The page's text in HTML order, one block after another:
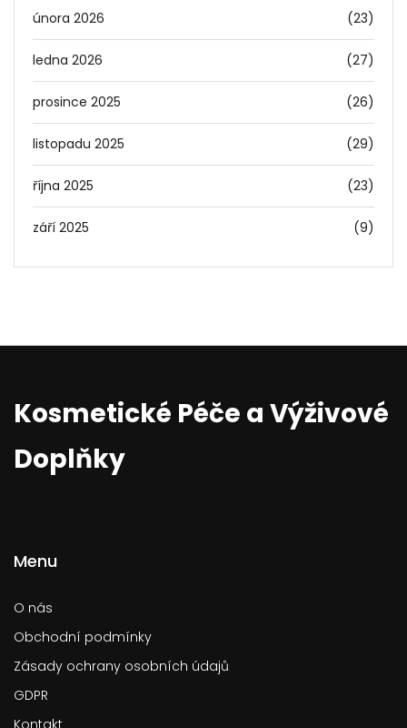
února 2026 (23)
ledna 2026 (27)
prosince 2025 (26)
listopadu 2025 (29)
října 2025 (23)
září 2025 (9)
Kosmetické Péče a Výživové
Doplňky
Menu
O nás
Obchodní podmínky
Zásady ochrany osobních údajů
GDPR